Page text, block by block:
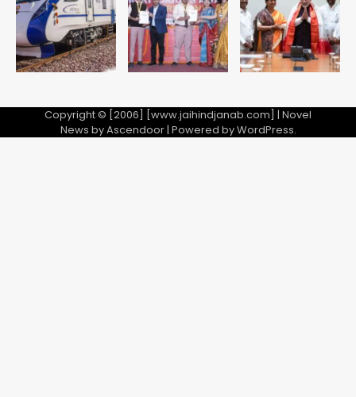
Copyright © [2006] [www.jaihindjanab.com] | Novel
News byAscendoor| Powered byWordPress.